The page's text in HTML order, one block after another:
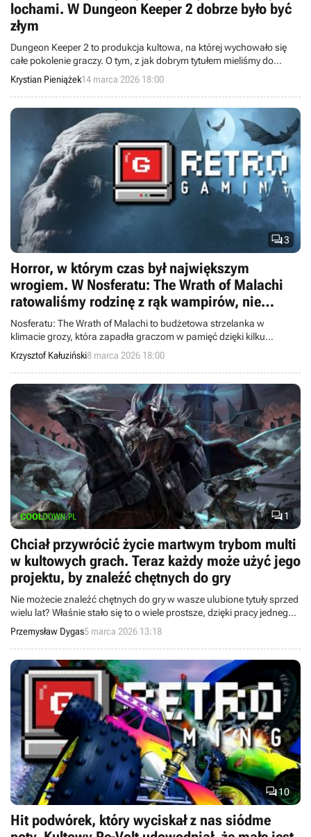
lochami. W Dungeon Keeper 2 dobrze było być
złym
Dungeon Keeper 2 to produkcja kultowa, na której wychowało się
całe pokolenie graczy. O tym, z jak dobrym tytułem mieliśmy do
czynienia, świadczy fakt, że jego współcześni naśladowcy kurczowo
trzymają się jego pomysłów na rozgrywkę, bardzo ostrożnie
wprowadzając coś od siebie.
Krystian Pieniążek14 marca 2026 18:00
3
Horror, w którym czas był największym
wrogiem. W Nosferatu: The Wrath of Malachi
ratowaliśmy rodzinę z rąk wampirów, nie
zważając na kiepską grafikę
Nosferatu: The Wrath of Malachi to budżetowa strzelanka w
klimacie grozy, która zapadła graczom w pamięć dzięki kilku
unikatowym mechanikom. W upiornej rezydencji rumuńskiego
hrabiego naszymi wrogami były nie tylko wampiry, ale też upływające
minuty.
Krzysztof Kałuziński8 marca 2026 18:00
1
Chciał przywrócić życie martwym trybom multi
w kultowych grach. Teraz każdy może użyć jego
projektu, by znaleźć chętnych do gry
Nie możecie znaleźć chętnych do gry w wasze ulubione tytuły sprzed
wielu lat? Właśnie stało się to o wiele prostsze, dzięki pracy jednego
zapaleńca.
Przemysław Dygas5 marca 2026 13:18
10
Hit podwórek, który wyciskał z nas siódme